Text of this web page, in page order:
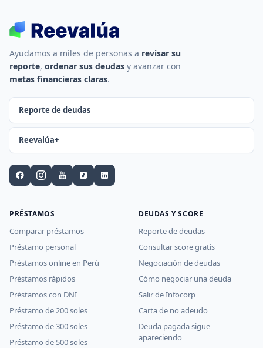
Ayudamos a miles de personas a revisar su
reporte, ordenar sus deudas y avanzar con
metas financieras claras.
Reporte de deudas
Reevalúa+
PRÉSTAMOS
Comparar préstamos
Préstamo personal
Préstamos online en Perú
Préstamos rápidos
Préstamos con DNI
Préstamo de 200 soles
Préstamo de 300 soles
Préstamo de 500 soles
DEUDAS Y SCORE
Reporte de deudas
Consultar score gratis
Negociación de deudas
Cómo negociar una deuda
Salir de Infocorp
Carta de no adeudo
Deuda pagada sigue
apareciendo